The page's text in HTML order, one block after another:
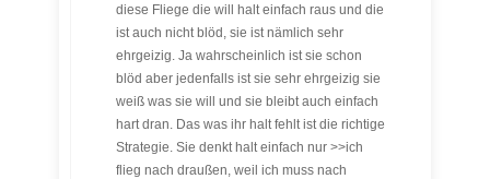
diese Fliege die will halt einfach raus und die
ist auch nicht blöd, sie ist nämlich sehr
ehrgeizig. Ja wahrscheinlich ist sie schon
blöd aber jedenfalls ist sie sehr ehrgeizig sie
weiß was sie will und sie bleibt auch einfach
hart dran. Das was ihr halt fehlt ist die richtige
Strategie. Sie denkt halt einfach nur >>ich
flieg nach draußen, weil ich muss nach